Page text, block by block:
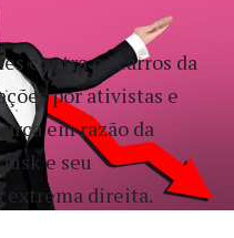
contra os carros da
por ativistas e
em razão da
e seu
extrema direita.